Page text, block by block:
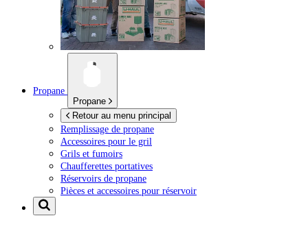
Propane
Propane
Retour au menu principal
Remplissage de propane
Accessoires pour le gril
Grils et fumoirs
Chaufferettes portatives
Réservoirs de propane
Pièces et accessoires pour réservoir